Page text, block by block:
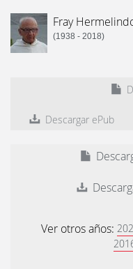
Fray
(1938 - 2018)
Descargar ePub
Ver otros años: